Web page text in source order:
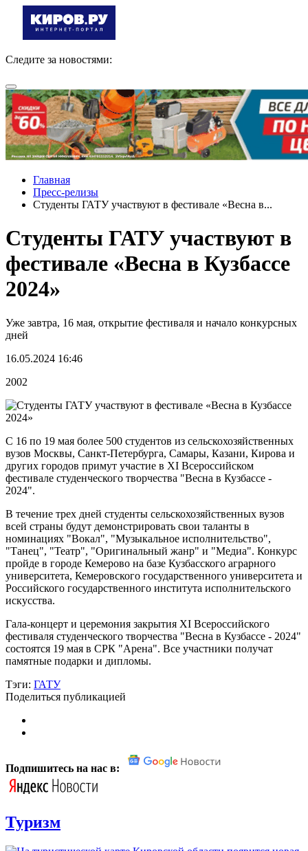
Следите за новостями:
Главная
Пресс-релизы
Студенты ГАТУ участвуют в фестивале «Весна в...
Студенты ГАТУ участвуют в
фестивале «Весна в Кузбассе
2024»
Уже завтра, 16 мая, открытие фестиваля и начало конкурсных
дней
16.05.2024 16:46
2002
С 16 по 19 мая более 500 студентов из сельскохозяйственных
вузов Москвы, Санкт-Петербурга, Самары, Казани, Кирова и
других городов примут участие в XI Всероссийском
фестивале студенческого творчества "Весна в Кузбассе -
2024".
В течение трех дней студенты сельскохозяйственных вузов
всей страны будут демонстрировать свои таланты в
номинациях "Вокал", "Музыкальное исполнительство",
"Танец", "Театр", "Оригинальный жанр" и "Медиа". Конкурс
пройде в городе Кемерово на базе Кузбасского аграрного
университета, Кемеровского государственного университета и
Российского государственного института исполнительского
искусства.
Гала-концерт и церемония закрытия XI Всероссийского
фестиваля студенческого творчества "Весна в Кузбассе - 2024"
состоятся 19 мая в СРК "Арена". Все участники получат
памятные подарки и дипломы.
Тэги: ГАТУ
Поделиться публикацией
Подпишитесь на нас в:
Туризм